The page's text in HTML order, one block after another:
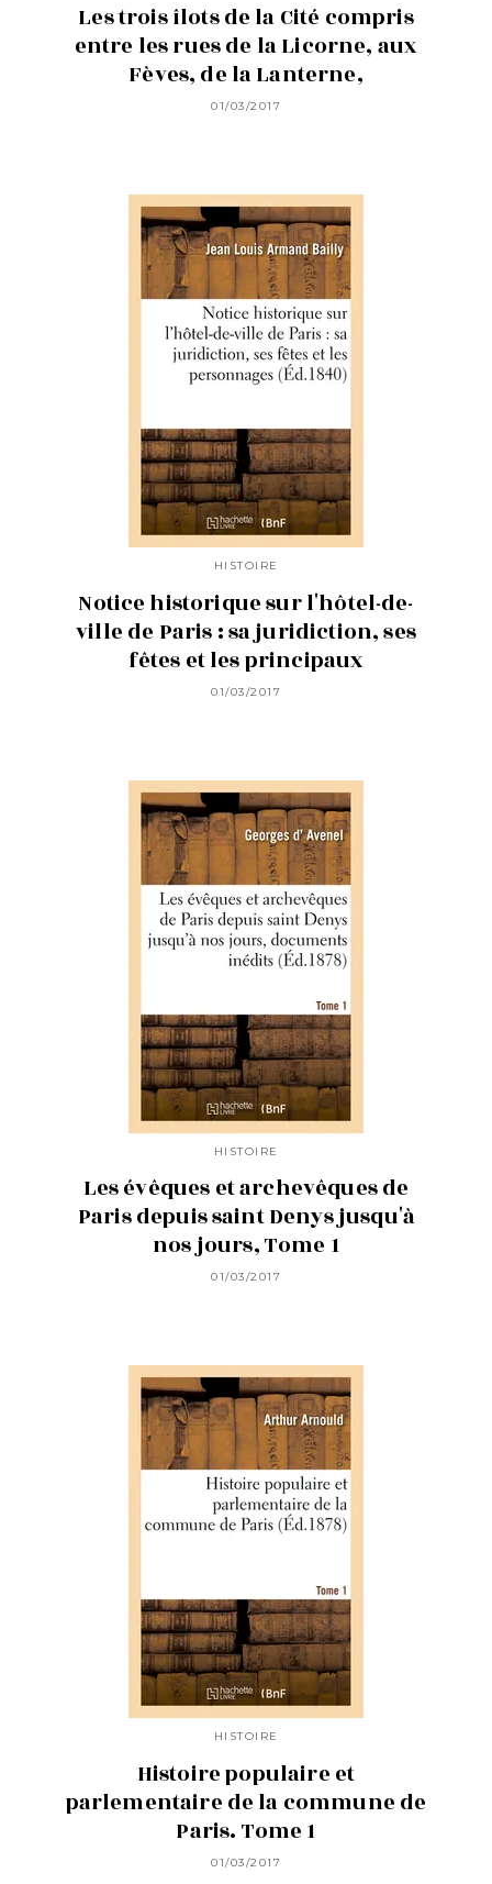
Les trois îlots de la Cité compris
entre les rues de la Licorne, aux
Fèves, de la Lanterne,
01/03/2017
HISTOIRE
Notice historique sur l'hôtel-de-
ville de Paris : sa juridiction, ses
fêtes et les principaux
01/03/2017
HISTOIRE
Les évêques et archevêques de
Paris depuis saint Denys jusqu'à
nos jours, Tome 1
01/03/2017
HISTOIRE
Histoire populaire et
parlementaire de la commune de
Paris. Tome 1
01/03/2017